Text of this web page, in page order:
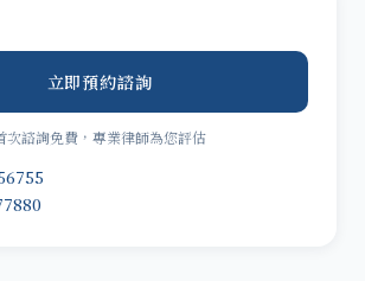
立即預約諮詢
次諮詢免費，專業律師為您評估